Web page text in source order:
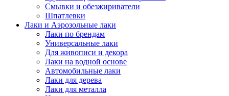
Смывки и обезжириватели
Шпатлевки
Лаки и Аэрозольные лаки
Лаки по брендам
Универсальные лаки
Для живописи и декора
Лаки на водной основе
Автомобильные лаки
Лаки для дерева
Лаки для металла